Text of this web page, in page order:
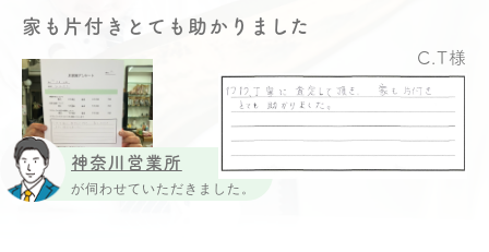
神奈川営業所
が伺わせていただきました。
家も片付きとても助かりました
C.T様